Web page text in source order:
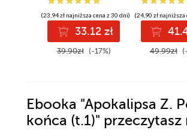
(23,94 zł najniższa cena z 30 dni)
33.12 zł
39.90zł (-17%)
(24,90 zł najniższa
49.99zł
Ebooka "Apokalipsa Z.
końca (t.1)" przeczytasz